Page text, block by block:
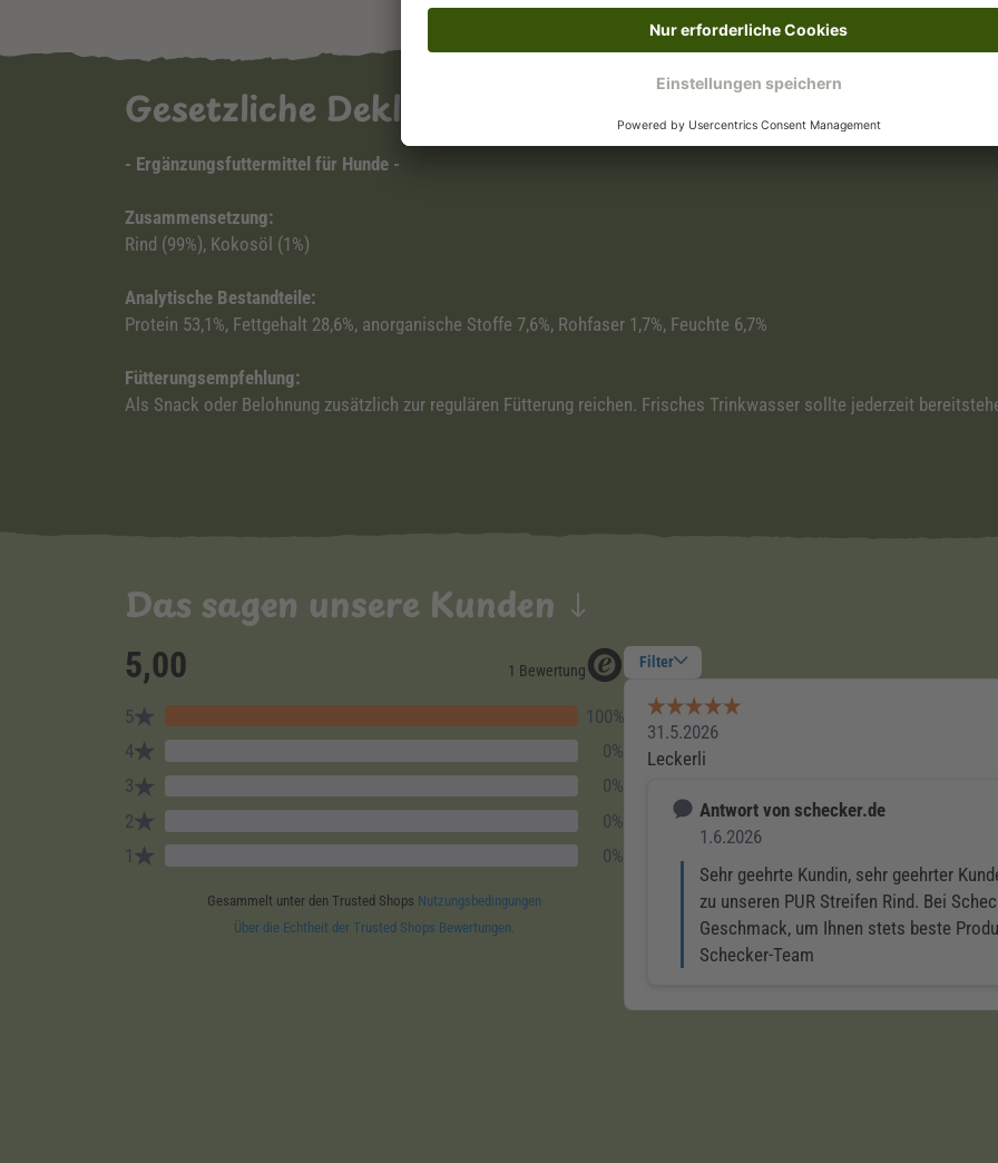
Gesetzliche Deklaration
- Ergänzungsfuttermittel für Hunde -
Zusammensetzung:
Rind (99%), Kokosöl (1%)
Analytische Bestandteile:
Protein 53,1%, Fettgehalt 28,6%, anorganische Stoffe 7,6%, Rohfaser 1,7%, Feuchte 6,7%
Fütterungsempfehlung:
Als Snack oder Belohnung zusätzlich zur regulären Fütterung reichen. Frisches Trinkwasser sollte jederzeit
Das sagen unsere Kunden